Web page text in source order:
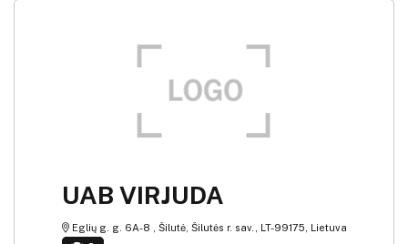
UAB VIRJUDA
Eglių g. g. 6A-8 , Šilutė, Šilutės r. sav., LT-99175, Lietuva